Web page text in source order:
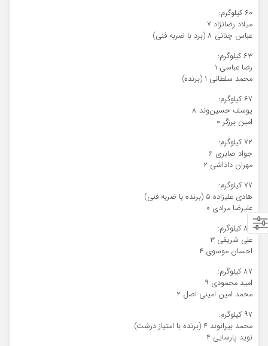
۶۰ کیلوگرم:
میلاد رضانژاد ۷
عباس چنانی ۸ (برد با ضربه فنی)
۶۳ کیلوگرم:
رضا عباسی ۱
محمد سلطانی ۱ (برنده)
۶۷ کیلوگرم:
یوسف حسین‌وند ۸
امین برزگر ۰
۷۲ کیلوگرم:
جواد صابری ۶
مهران داداشی ۲
۷۷ کیلوگرم:
هادی علیزاده ۵ (برنده با ضربه فنی)
علیرضا مرادی ۰
۸۲ کیلوگرم:
علی شریفی ۳
احسان موسوی ۴
۸۷ کیلوگرم:
امید محمودی ۹
محمد امین امینی اصل ۲
۹۷ کیلوگرم:
محمد بیرانوند ۴ (برنده با امتیاز درشت)
نوید پارسایی ۴